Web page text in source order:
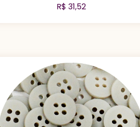
R$ 31,52